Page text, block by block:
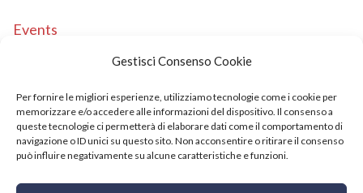
Gestisci Consenso Cookie
Per fornire le migliori esperienze, utilizziamo tecnologie come i cookie per
memorizzare e/o accedere alle informazioni del dispositivo. Il consenso a
queste tecnologie ci permetterà di elaborare dati come il comportamento di
navigazione o ID unici su questo sito. Non acconsentire o ritirare il consenso
può influire negativamente su alcune caratteristiche e funzioni.
Events
Copyright © 2021 SushiFushi. All Rights Reserved.